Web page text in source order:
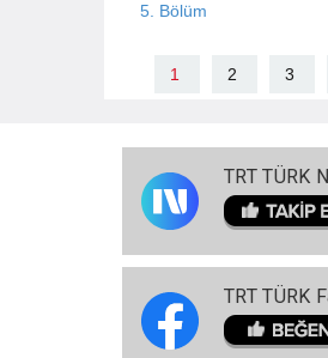
5. Bölüm
1 2 3
TRT TÜRK
TRT TÜRK